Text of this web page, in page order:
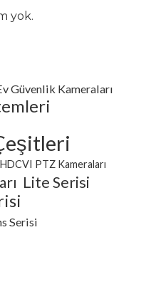
yok.
Güvenlik Kameraları
HDCVI PTZ Kameraları
Lite Serisi
Serisi